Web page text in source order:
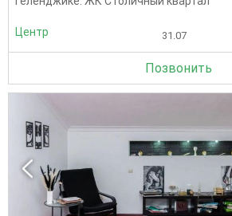
Центр 31.07
Позвонить